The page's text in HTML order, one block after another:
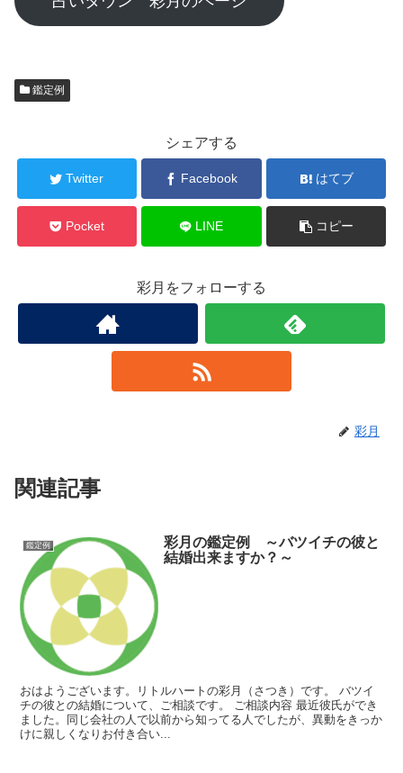
鑑定例
シェアする
Twitter Facebook はてブ
Pocket LINE コピー
彩月をフォローする
彩月
関連記事
鑑定例
彩月の鑑定例 ～バツイチの彼と
結婚出来ますか？～
おはようございます。リトルハートの彩月（さつき）です。 バツイ
チの彼との結婚について、ご相談です。 ご相談内容 最近彼氏ができ
ました。同じ会社の人で以前から知ってる人でしたが、異動をきっか
けに親しくなりお付き合い...